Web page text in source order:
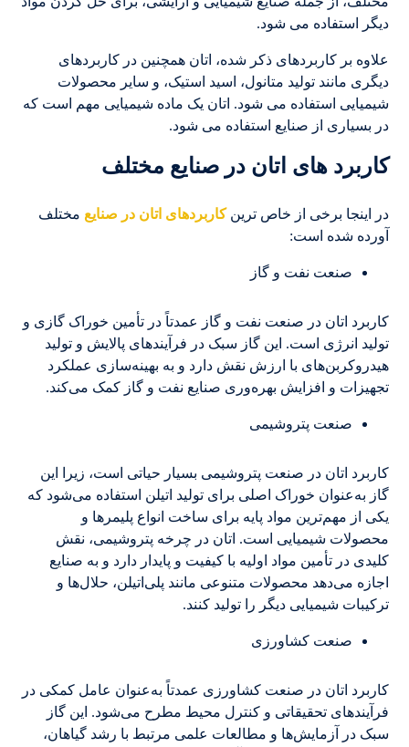
دیگر استفاده می شود.
علاوه بر کاربردهای ذکر شده، اتان همچنین در کاربردهای
دیگری مانند تولید متانول، اسید استیک، و سایر محصولات
شیمیایی استفاده می شود. اتان یک ماده شیمیایی مهم است که
در بسیاری از صنایع استفاده می شود.
کاربرد های اتان در صنایع مختلف
در اینجا برخی از خاص ترینکاربردهای اتان در صنایع مختلف
آورده شده است:
صنعت نفت و گاز
کاربرد اتان در صنعت نفت و گاز عمدتاً در تأمین خوراک گازی و
تولید انرژی است. این گاز سبک در فرآیندهای پالایش و تولید
هیدروکربن‌های با ارزش نقش دارد و به بهینه‌سازی عملکرد
تجهیزات و افزایش بهره‌وری صنایع نفت و گاز کمک می‌کند.
صنعت پتروشیمی
کاربرد اتان در صنعت پتروشیمی بسیار حیاتی است، زیرا این
گاز به‌عنوان خوراک اصلی برای تولید اتیلن استفاده می‌شود که
یکی از مهم‌ترین مواد پایه برای ساخت انواع پلیمرها و
محصولات شیمیایی است. اتان در چرخه پتروشیمی، نقش
کلیدی در تأمین مواد اولیه با کیفیت و پایدار دارد و به صنایع
اجازه می‌دهد محصولات متنوعی مانند پلی‌اتیلن، حلال‌ها و
ترکیبات شیمیایی دیگر را تولید کنند.
صنعت کشاورزی
کاربرد اتان در صنعت کشاورزی عمدتاً به‌عنوان عامل کمکی در
فرآیندهای تحقیقاتی و کنترل محیط مطرح می‌شود. این گاز
سبک در آزمایش‌ها و مطالعات علمی مرتبط با رشد گیاهان،